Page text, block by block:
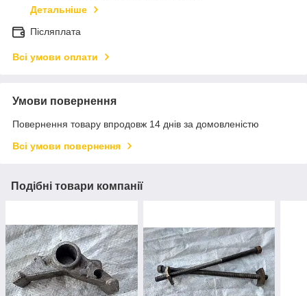
Детальніше
Післяплата
Всі умови оплати
Умови повернення
Повернення товару впродовж 14 днів за домовленістю
Всі умови повернення
Подібні товари компанії